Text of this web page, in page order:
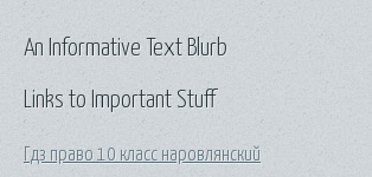
Links to Important Stuff
Гдз право 10 класс наровлянский
An Informative Text Blurb